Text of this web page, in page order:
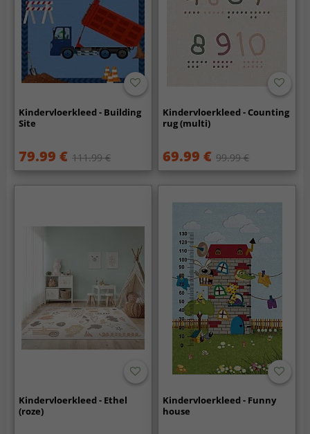
Kindervloerkleed - Building
Site
79.99 € 111.99 €
Kindervloerkleed - Counting
rug (multi)
69.99 € 99.99 €
Kindervloerkleed - Ethel
(roze)
Kindervloerkleed - Funny
house